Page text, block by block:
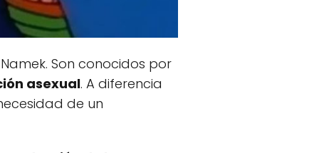
Son conocidos por
asexual. A diferencia
de un